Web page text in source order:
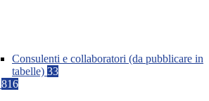
Consulenti e collaboratori (da pubblicare in
tabelle) 33
816